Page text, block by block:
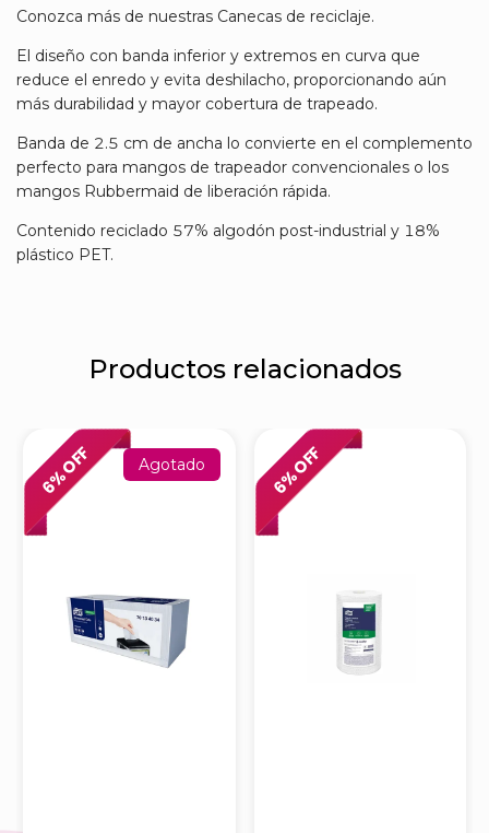
Conozca más de nuestras Canecas de reciclaje.
El diseño con banda inferior y extremos en curva que
reduce el enredo y evita deshilacho, proporcionando aún
más durabilidad y mayor cobertura de trapeado.
Banda de 2.5 cm de ancha lo convierte en el complemento
perfecto para mangos de trapeador convencionales o los
mangos Rubbermaid de liberación rápida.
Contenido reciclado 57% algodón post-industrial y 18%
plástico PET.
Productos relacionados
6
% OFF Agotado
6
% OFF